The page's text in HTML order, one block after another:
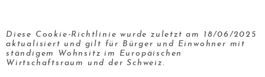
Diese Cookie-Richtlinie wurde zuletzt am 18/06/2025
aktualisiert und gilt für Bürger und Einwohner mit
ständigem Wohnsitz im Europäischen
Wirtschaftsraum und der Schweiz.